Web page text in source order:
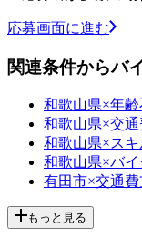
応募画面に進む
関連条件からバ
和歌山県×年齢
和歌山県×交
和歌山県×スキ
和歌山県×バ
有田市×交通
もっと見る